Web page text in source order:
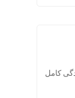
کامل